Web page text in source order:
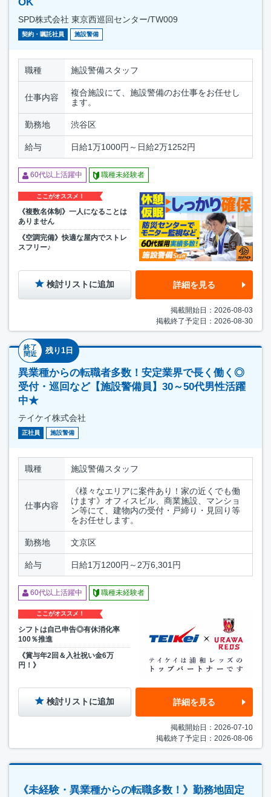
SPD株式会社 東京西巡回センター/TW009
契約・嘱託社員 施設警備
職種 施設警備スタッフ
仕事内容
複合施設にて、施設警備のお仕事をお任せし
ます。
勤務地 渋谷区
給与 日給1万1000円～日給2万1252円
60代以上活躍中 職種未経験者
ここがオススメ！
《複数名体制》一人になることは
ありません
《空調完備》快適な屋内でストレ
スフリー♪
検討リストに追加 詳細を見る
掲載開始日：2026-08-03
掲載終了予定日：2026-08-30
終了
間近
残り1日
異業種からの転職者多数！安定業界で長く働く◎
受付・巡回など【施設警備員】30～50代男性活躍
中★
テイケイ株式会社
正社員 施設警備
職種 施設警備スタッフ
仕事内容
《様々なエリアに案件あり！家の近くでも働
けます》オフィスビル、商業施設、マンショ
ン等にて、建物内の受付・戸締り・見回り等
をお任せします。
勤務地 文京区
給与 日給1万1200円～2万6,301円
60代以上活躍中 職種未経験者
ここがオススメ！
シフトは自己申告◎有休消化率
100％推進
《賞与年2回＆入社祝い金6万
円！》
検討リストに追加 詳細を見る
掲載開始日：2026-07-10
掲載終了予定日：2026-08-06
《未経験・異業種からの転職多数！》勤務地固定